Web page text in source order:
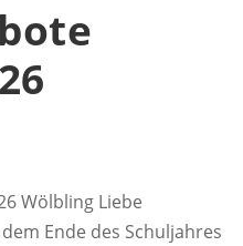
Wölbling Liebe
Ende des Schuljahres